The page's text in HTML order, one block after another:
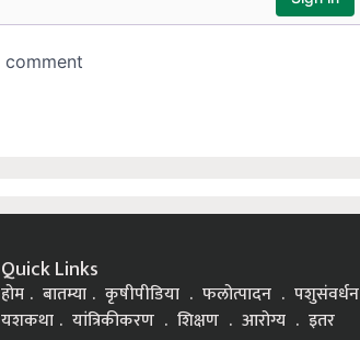
Quick Links
होम बातम्या कृषीपीडिया फलोत्पादन पशुसंवर्धन
यशकथा
यांत्रिकीकरण शिक्षण आरोग्य इतर